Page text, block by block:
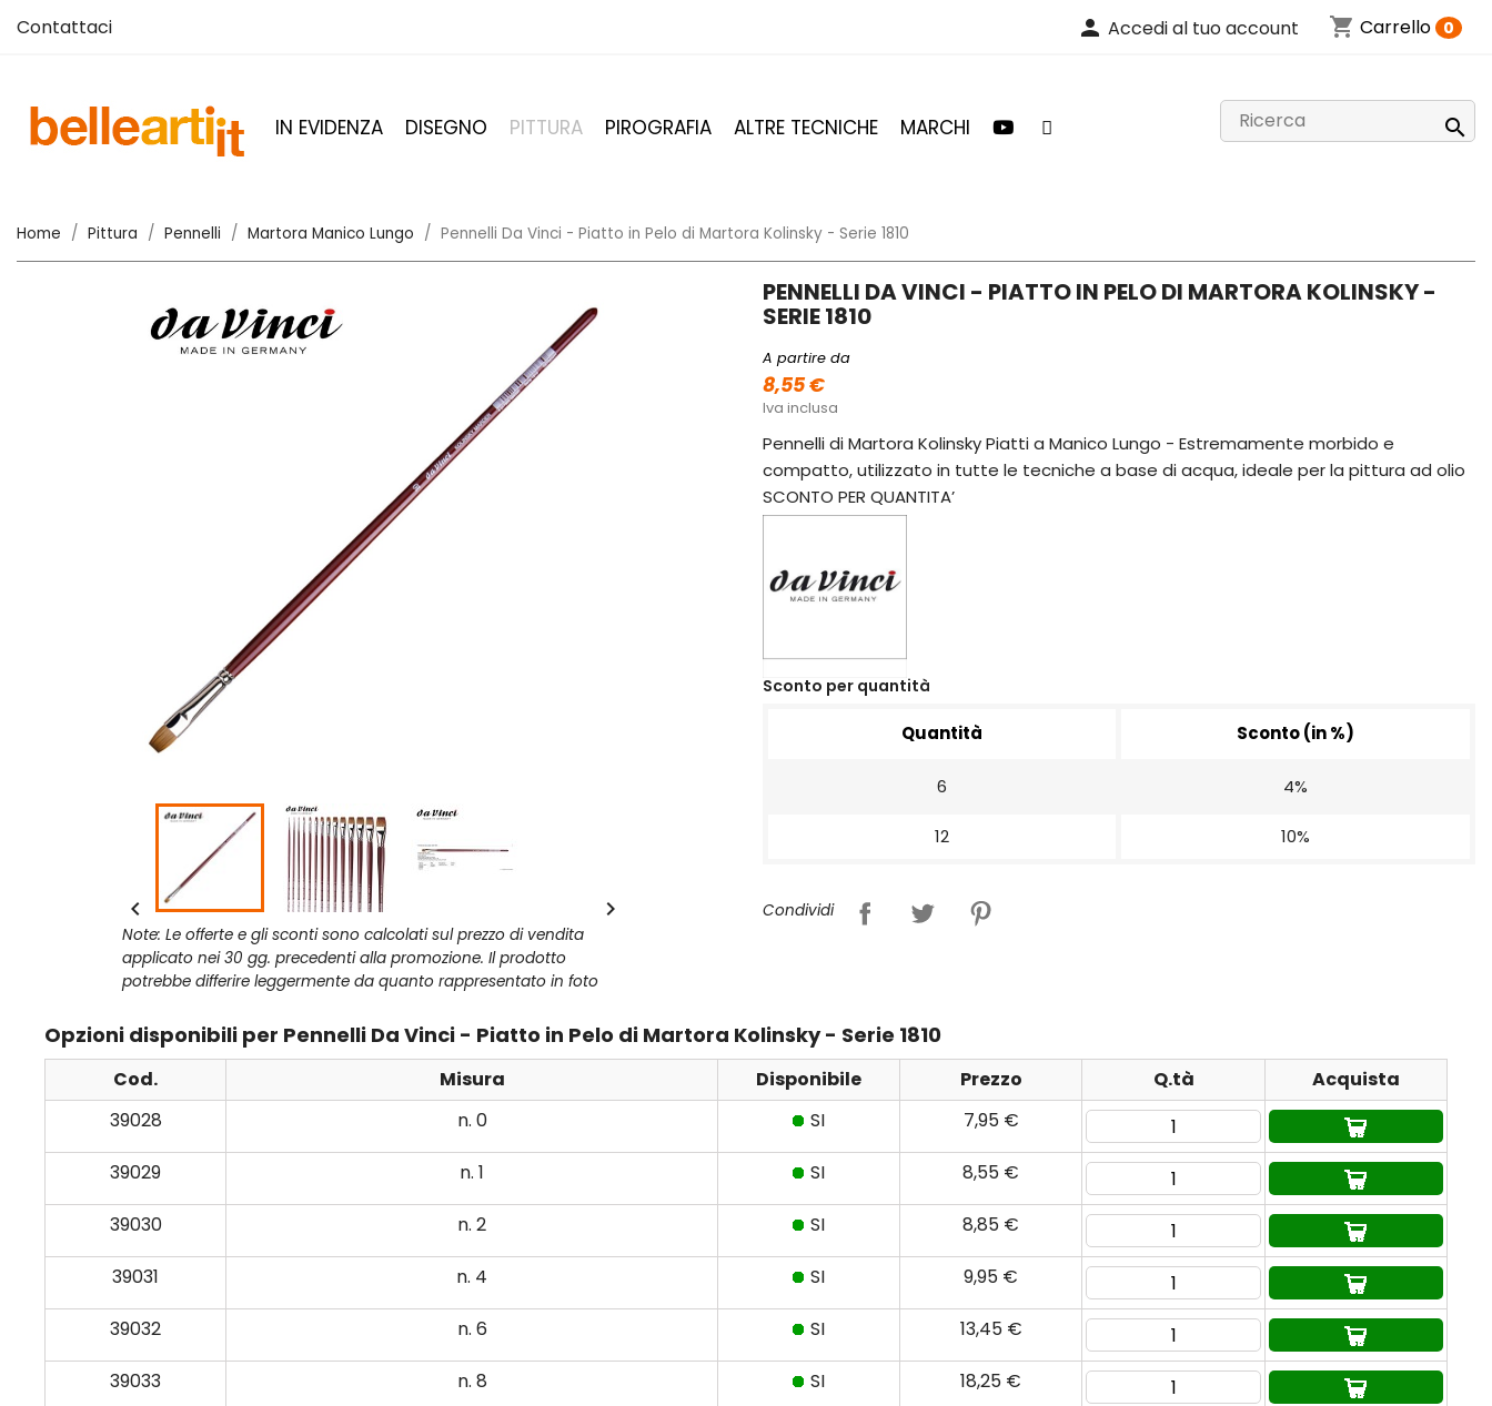
Contattaci person Accedi al tuo account shopping_cart Carrello 0
IN EVIDENZA DISEGNO PITTURA PIROGRAFIA ALTRE TECNICHE MARCHI 
Home Pittura Pennelli Martora Manico Lungo Pennelli Da Vinci - Piatto in Pelo di Martora Kolinsky - Serie 1810
 
Note: Le offerte e gli sconti sono calcolati sul prezzo di vendita
applicato nei 30 gg. precedenti alla promozione. Il prodotto
potrebbe differire leggermente da quanto rappresentato in foto
PENNELLI DA VINCI - PIATTO IN PELO DI MARTORA KOLINSKY -
SERIE 1810
A partire da
8,55 €
Iva inclusa
Pennelli di Martora Kolinsky Piatti a Manico Lungo - Estremamente morbido e
compatto, utilizzato in tutte le tecniche a base di acqua, ideale per la pittura ad olio
SCONTO PER QUANTITA’
Sconto per quantità
Quantità Sconto (in %)
6 4%
12 10%
Condividi
Opzioni disponibili per Pennelli Da Vinci - Piatto in Pelo di Martora Kolinsky - Serie 1810
Cod. Misura Disponibile Prezzo Q.tà
Acquista
39028
n. 0 SI 7,95 €
39029 n. 1 SI 8,55 €
39030 n. 2 SI 8,85 €
39031 n. 4 SI 9,95 €
39032 n. 6 SI 13,45 €
39033 n. 8 SI 18,25 €